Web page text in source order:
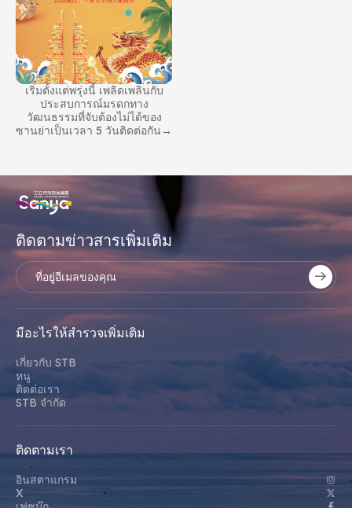
เริ่มตั้งแต่พรุ่งนี้ เพลิดเพลินกับ
ประสบการณ์มรดกทาง
วัฒนธรรมที่จับต้องไม่ได้ของ
ซานย่าเป็นเวลา 5 วันติดต่อกัน→
ติดตามข่าวสารเพิ่มเติม
มีอะไรให้สํารวจเพิ่มเติม
เกี่ยวกับ STB
หนู
ติดต่อเรา
STB จํากัด
ติดตามเรา
อินสตาแกรม
X